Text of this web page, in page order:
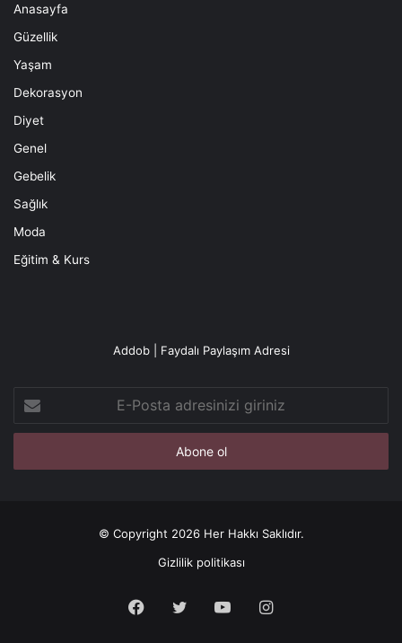
Anasayfa
Güzellik
Yaşam
Dekorasyon
Diyet
Genel
Gebelik
Sağlık
Moda
Eğitim & Kurs
Addob | Faydalı Paylaşım Adresi
Posta
adresinizi
© Copyright 2026 Her Hakkı Saklıdır.
Gizlilik politikası
Facebook
X YouTubeInstagram